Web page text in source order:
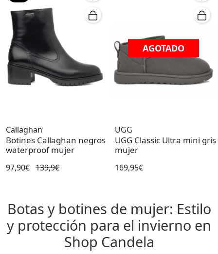
Callaghan
Botines Callaghan negros
waterproof mujer
97,90€ 139,9€
AGOTADO
UGG
UGG Classic Ultra mini gris
mujer
169,95€
Botas y botines de mujer: Estilo
y protección para el invierno en
Shop Candela